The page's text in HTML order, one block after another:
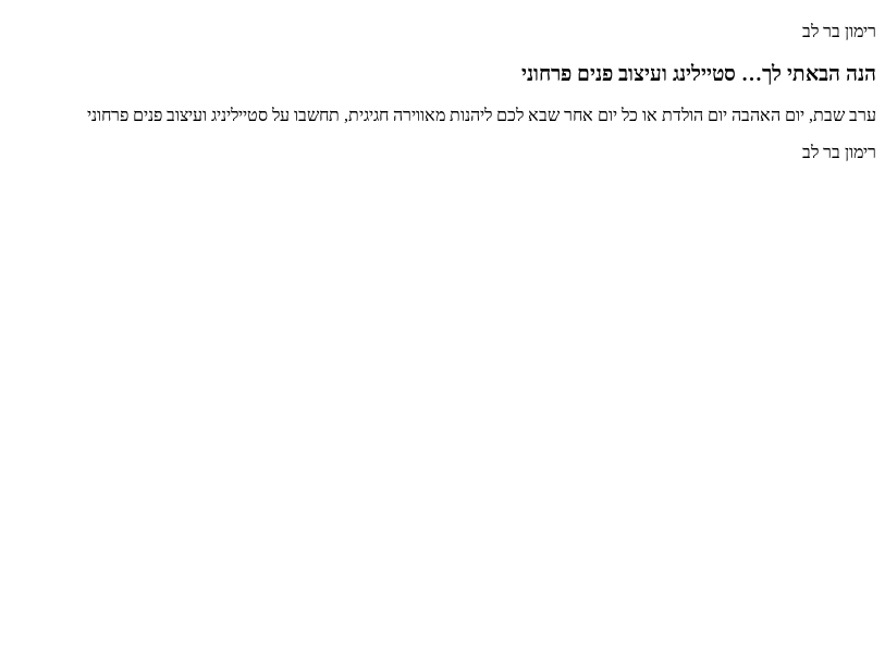
רימון בר לב
הנה הבאתי לך… סטיילינג ועיצוב פנים פרחוני
ערב שבת, יום האהבה יום הולדת או כל יום אחר שבא לכם ליהנות מאווירה חגיגית, תחשבו על סטייליניג ועיצוב פנים פרחוני
רימון בר לב